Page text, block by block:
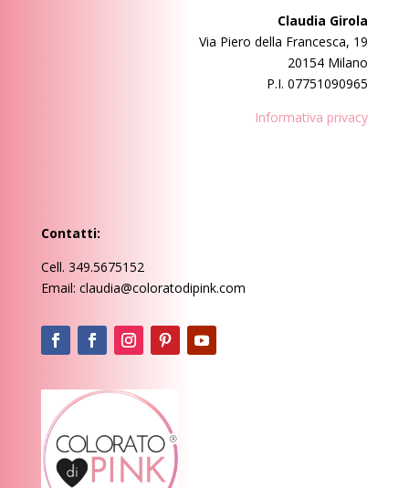
Claudia Girola
Via Piero della Francesca, 19
20154 Milano
P.I. 07751090965
Informativa privacy
Contatti:
Cell. 349.5675152
Email: claudia@coloratodipink.com